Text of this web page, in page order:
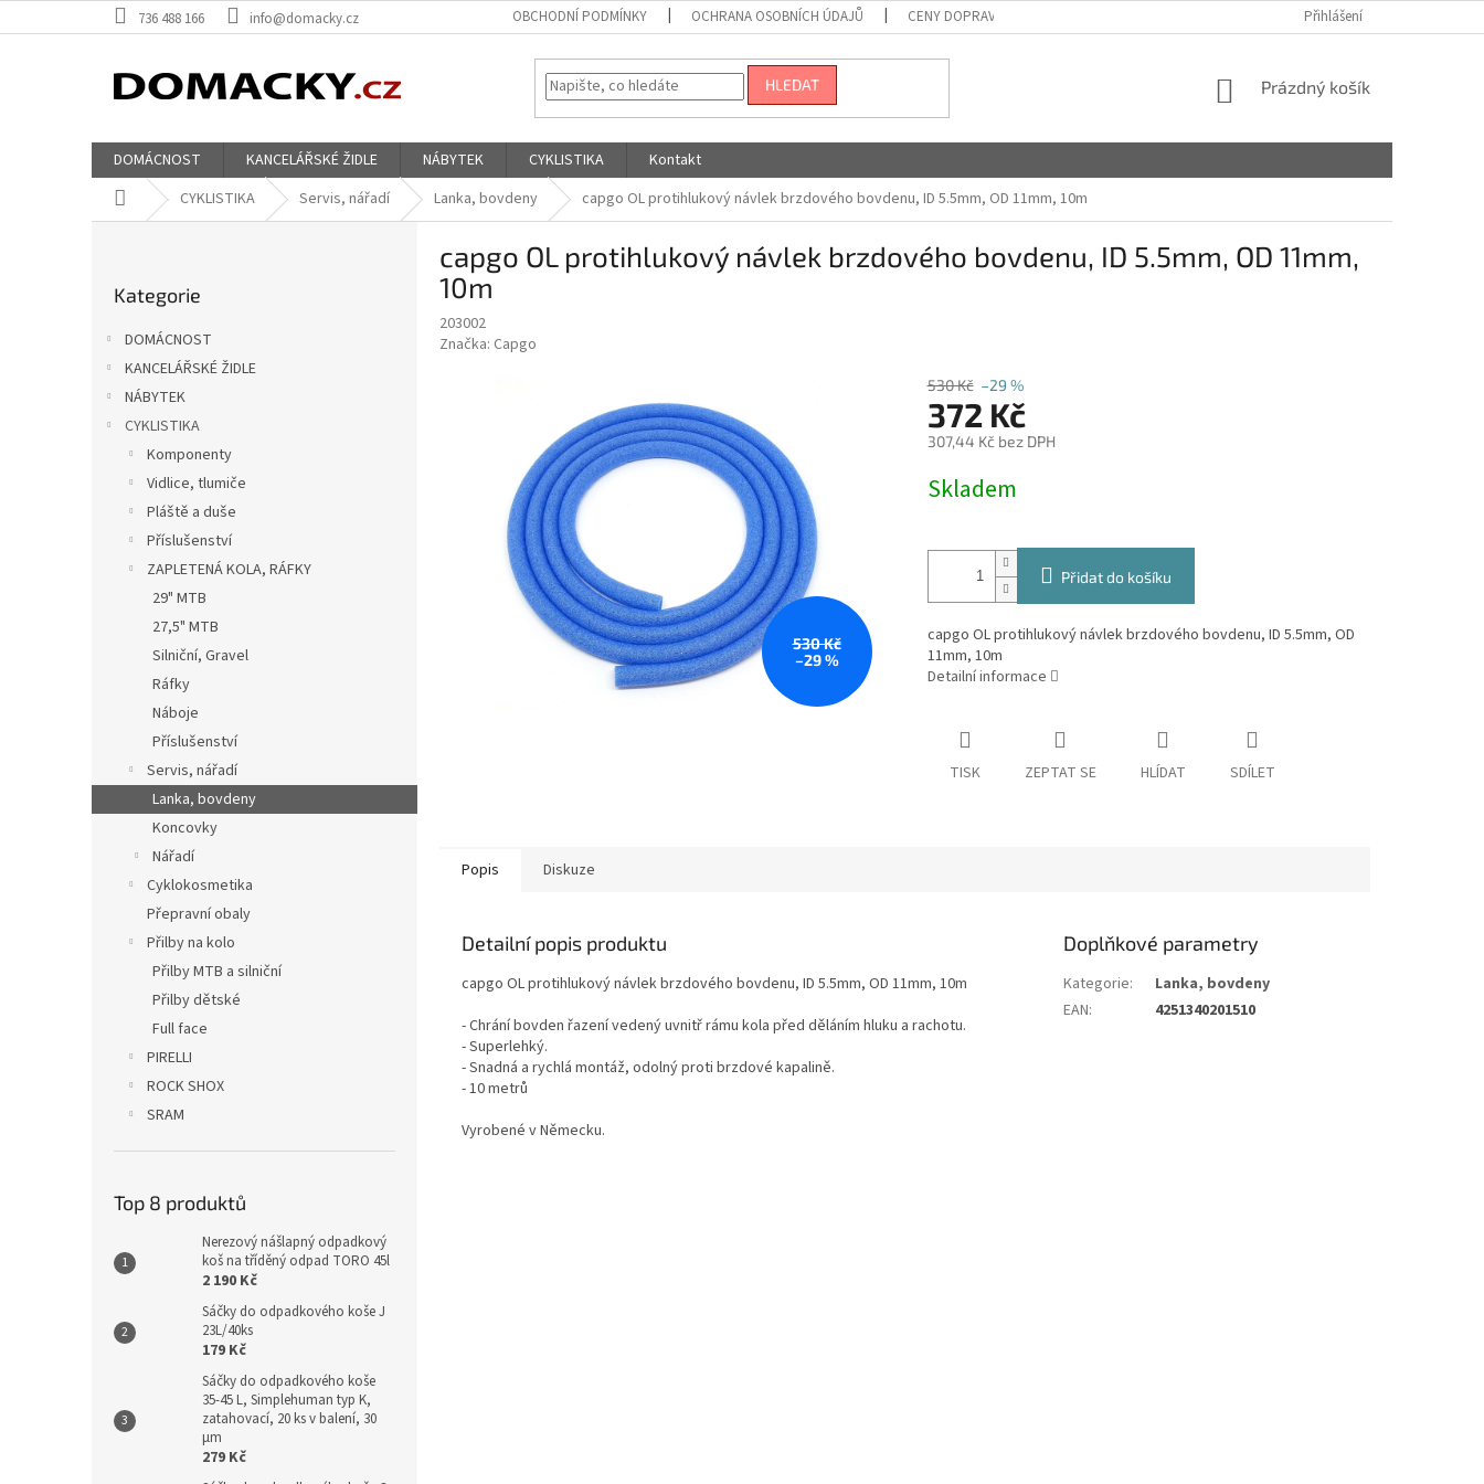
na
736 488 166 info@domacky.cz OBCHODNÍ PODMÍNKY OCHRANA OSOBNÍCH ÚDAJŮ CENY DOPRAVY Přihlášení
HLEDAT
NÁKUPNÍ
Prázdný košík
DOMÁCNOST KANCELÁŘSKÉ ŽIDLE NÁBYTEK CYKLISTIKA
Kontakt
Domů CYKLISTIKA Servis, nářadí Lanka, bovdeny capgo OL protihlukový návlek brzdového bovdenu, ID 5.5mm, OD 11mm, 10m
kategorie
Kategorie
DOMÁCNOST
KANCELÁŘSKÉ ŽIDLE
NÁBYTEK
CYKLISTIKA
Komponenty
Vidlice, tlumiče
Pláště a duše
Příslušenství
ZAPLETENÁ KOLA, RÁFKY
29" MTB
27,5" MTB
Silniční, Gravel
Ráfky
Náboje
Příslušenství
Servis, nářadí
Lanka, bovdeny
Koncovky
Nářadí
Cyklokosmetika
Přepravní obaly
Přilby na kolo
Přilby MTB a silniční
Přilby dětské
Full face
PIRELLI
ROCK SHOX
SRAM
Top 8 produktů
Nerezový nášlapný odpadkový
koš na tříděný odpad TORO 45l
2 190 Kč
Sáčky do odpadkového koše J
23L/40ks
179 Kč
Sáčky do odpadkového koše
35-45 L, Simplehuman typ K,
zatahovací, 20 ks v balení, 30
µm
279 Kč
capgo OL protihlukový návlek brzdového bovdenu, ID 5.5mm, OD 11mm,
10m
203002
Značka: Capgo
530 Kč
–29 %
530 Kč –29 %
372 Kč
307,44 Kč bez DPH
cena:
Skladem
Přidat do košíku
capgo OL protihlukový návlek brzdového bovdenu, ID 5.5mm, OD
11mm, 10m
Detailní informace
TISK ZEPTAT SE HLÍDAT SDÍLET
Popis Diskuze
Detailní popis produktu
capgo OL protihlukový návlek brzdového bovdenu, ID 5.5mm, OD 11mm, 10m
- Chrání bovden řazení vedený uvnitř rámu kola před děláním hluku a rachotu.
- Superlehký.
- Snadná a rychlá montáž, odolný proti brzdové kapalině.
- 10 metrů
Vyrobené v Německu.
Doplňkové parametry
Kategorie:
Lanka, bovdeny
EAN: 4251340201510